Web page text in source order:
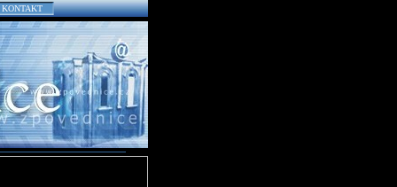
KONTAKT